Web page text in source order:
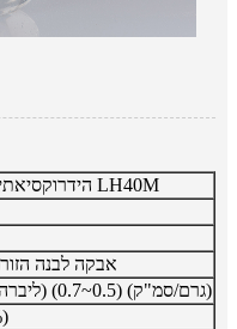
הידרוקסיאתיל מתיל תאית LH40M
אבקה לבנה
19~38 (ליברה/רגל³) (0.5~0.7) (גרם/סמ"ק)